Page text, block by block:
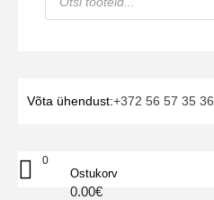
Võta ühendust:+372 56 57 35 36
Ostukorv
0.00€
0